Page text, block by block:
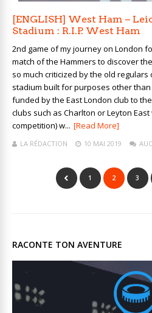
[ENGLISH] West Ham –
Stadium : R.I.P. West Ham
2nd game of my journey on London
match of the Hammers to discover
so much criticized by the old
stadium built for purposes other
funded by the East London club to
clubs such as Charlton or Leyton
competition) w... [Read More]
LA RÉDACTION 10 MAI 2019
1 2 3
RACONTE TON AVENTURE